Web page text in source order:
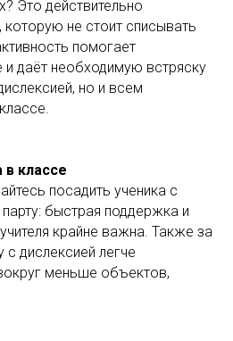
Это действительно
не стоит списывать
помогает
и даёт необходимую встряску
но и всем
в классе
посадить ученика с
быстрая поддержка и
крайне важна. Также за
с дислексией легче
меньше объектов,